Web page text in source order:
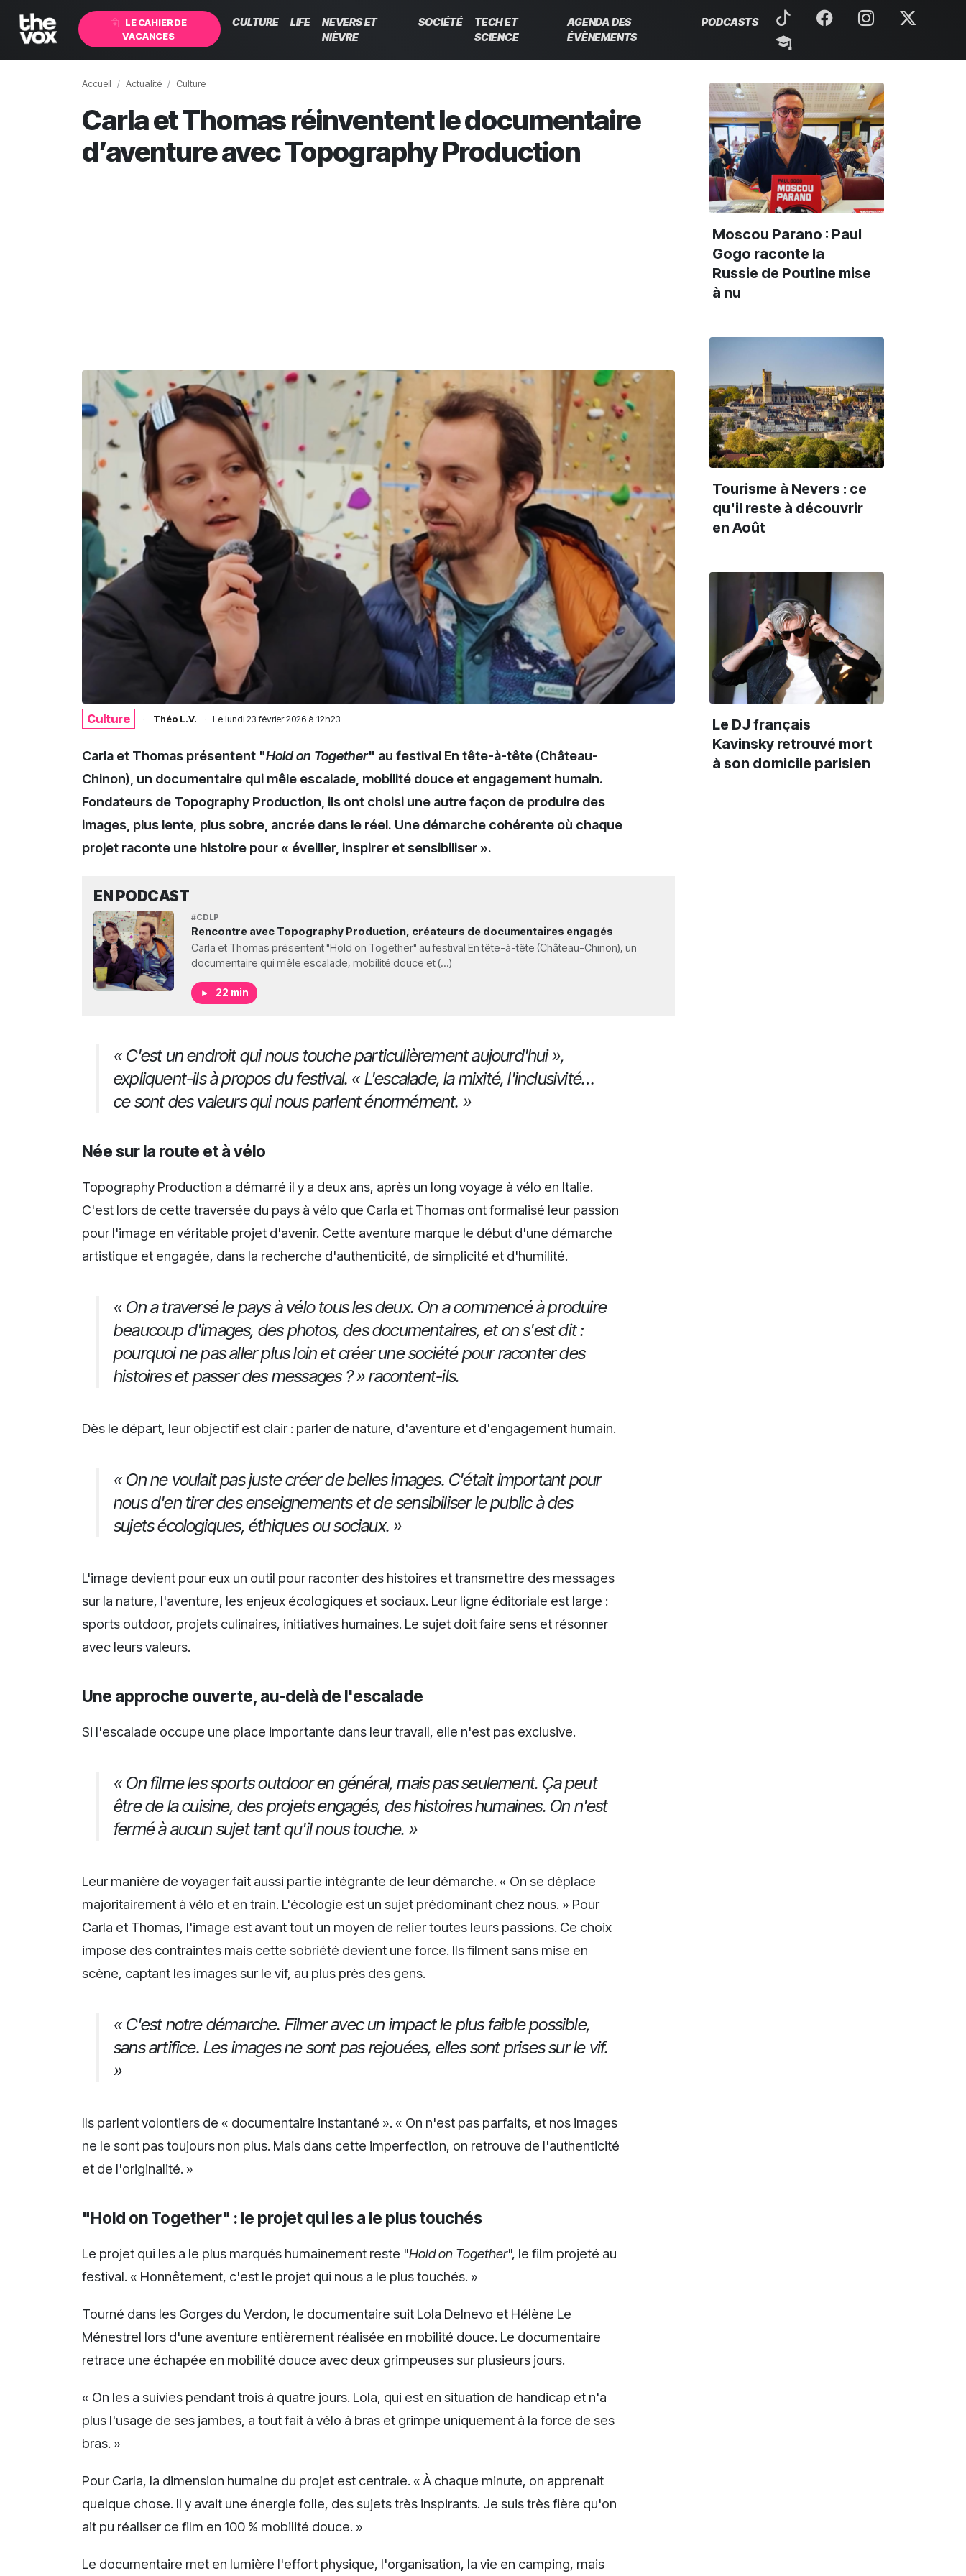
LE CAHIER DE
VACANCES
CULTURE LIFE
NEVERS ET
NIÈVRE
SOCIÉTÉ
TECH ET
SCIENCE
AGENDA DES
ÉVÈNEMENTS
PODCASTS
Accueil Actualité Culture
Carla et Thomas réinventent le documentaire
d’aventure avec Topography Production
Culture · Théo L.V. · Le lundi 23 février 2026 à 12h23
Carla et Thomas présentent "Hold on Together" au festival En tête-à-tête (Château-
Chinon), un documentaire qui mêle escalade, mobilité douce et engagement humain.
Fondateurs de Topography Production, ils ont choisi une autre façon de produire des
images, plus lente, plus sobre, ancrée dans le réel. Une démarche cohérente où chaque
projet raconte une histoire pour « éveiller, inspirer et sensibiliser ».
EN PODCAST
#CDLP
Rencontre avec Topography Production, créateurs de documentaires engagés
Carla et Thomas présentent "Hold on Together" au festival En tête-à-tête (Château-Chinon), un
documentaire qui mêle escalade, mobilité douce et (...)
22 min
« C'est un endroit qui nous touche particulièrement aujourd'hui »,
expliquent-ils à propos du festival. « L'escalade, la mixité, l'inclusivité…
ce sont des valeurs qui nous parlent énormément. »
Née sur la route et à vélo
Topography Production a démarré il y a deux ans, après un long voyage à vélo en Italie.
C'est lors de cette traversée du pays à vélo que Carla et Thomas ont formalisé leur passion
pour l'image en véritable projet d'avenir. Cette aventure marque le début d'une démarche
artistique et engagée, dans la recherche d'authenticité, de simplicité et d'humilité.
« On a traversé le pays à vélo tous les deux. On a commencé à produire
beaucoup d'images, des photos, des documentaires, et on s'est dit :
pourquoi ne pas aller plus loin et créer une société pour raconter des
histoires et passer des messages ? » racontent-ils.
Dès le départ, leur objectif est clair : parler de nature, d'aventure et d'engagement humain.
« On ne voulait pas juste créer de belles images. C'était important pour
nous d'en tirer des enseignements et de sensibiliser le public à des
sujets écologiques, éthiques ou sociaux. »
L'image devient pour eux un outil pour raconter des histoires et transmettre des messages
sur la nature, l'aventure, les enjeux écologiques et sociaux. Leur ligne éditoriale est large :
sports outdoor, projets culinaires, initiatives humaines. Le sujet doit faire sens et résonner
avec leurs valeurs.
Une approche ouverte, au-delà de l'escalade
Si l'escalade occupe une place importante dans leur travail, elle n'est pas exclusive.
« On filme les sports outdoor en général, mais pas seulement. Ça peut
être de la cuisine, des projets engagés, des histoires humaines. On n'est
fermé à aucun sujet tant qu'il nous touche. »
Leur manière de voyager fait aussi partie intégrante de leur démarche. « On se déplace
majoritairement à vélo et en train. L'écologie est un sujet prédominant chez nous. » Pour
Carla et Thomas, l'image est avant tout un moyen de relier toutes leurs passions. Ce choix
impose des contraintes mais cette sobriété devient une force. Ils filment sans mise en
scène, captant les images sur le vif, au plus près des gens.
« C'est notre démarche. Filmer avec un impact le plus faible possible,
sans artifice. Les images ne sont pas rejouées, elles sont prises sur le vif.
»
Ils parlent volontiers de « documentaire instantané ». « On n'est pas parfaits, et nos images
ne le sont pas toujours non plus. Mais dans cette imperfection, on retrouve de l'authenticité
et de l'originalité. »
"Hold on Together" : le projet qui les a le plus touchés
Le projet qui les a le plus marqués humainement reste "Hold on Together", le film projeté au
festival. « Honnêtement, c'est le projet qui nous a le plus touchés. »
Tourné dans les Gorges du Verdon, le documentaire suit Lola Delnevo et Hélène Le
Ménestrel lors d'une aventure entièrement réalisée en mobilité douce. Le documentaire
retrace une échapée en mobilité douce avec deux grimpeuses sur plusieurs jours.
« On les a suivies pendant trois à quatre jours. Lola, qui est en situation de handicap et n'a
plus l'usage de ses jambes, a tout fait à vélo à bras et grimpe uniquement à la force de ses
bras. »
Pour Carla, la dimension humaine du projet est centrale. « À chaque minute, on apprenait
quelque chose. Il y avait une énergie folle, des sujets très inspirants. Je suis très fière qu'on
ait pu réaliser ce film en 100 % mobilité douce. »
Le documentaire met en lumière l'effort physique, l'organisation, la vie en camping, mais
Moscou Parano : Paul
Gogo raconte la
Russie de Poutine mise
à nu
Tourisme à Nevers : ce
qu'il reste à découvrir
en Août
Le DJ français
Kavinsky retrouvé mort
à son domicile parisien